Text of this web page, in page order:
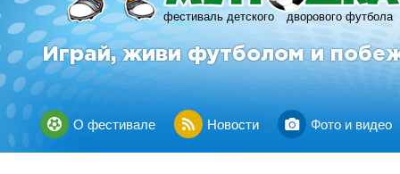
фестиваль детского дворового футбола
Играй, живи футболом и
О фестивале Новости Фото и видео